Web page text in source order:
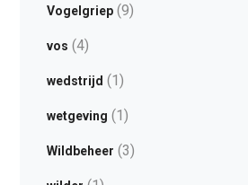
Vogelgriep(9)
vos (4)
wedstrijd (1)
wetgeving (1)
Wildbeheer (3)